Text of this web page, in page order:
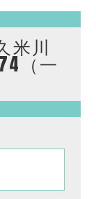
米川
（一